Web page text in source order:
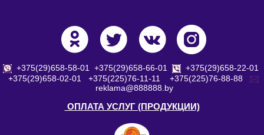
+375(29)658-58-01 +375(29)658-66-01
+375(29)658-22-01
+375(29)658-02-01
+375(225)76-11-11
+375(225)76-88-88
reklama@888888.by
ОПЛАТА УСЛУГ (ПРОДУКЦИИ)